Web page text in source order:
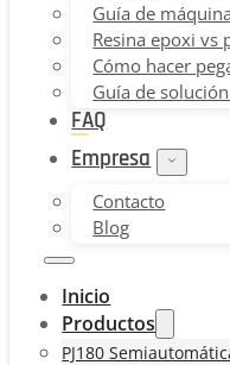
Guía de
Resina epoxi
Cómo hacer
Guía de
FAQ
Empresa
Contacto
Blog
Inicio
Productos
PJ180